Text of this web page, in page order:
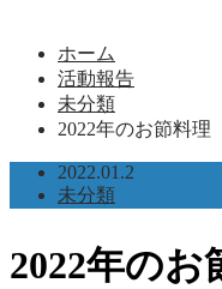
ホーム
活動報告
未分類
2022年のお節料理
2022.01.2
未分類
2022年のお